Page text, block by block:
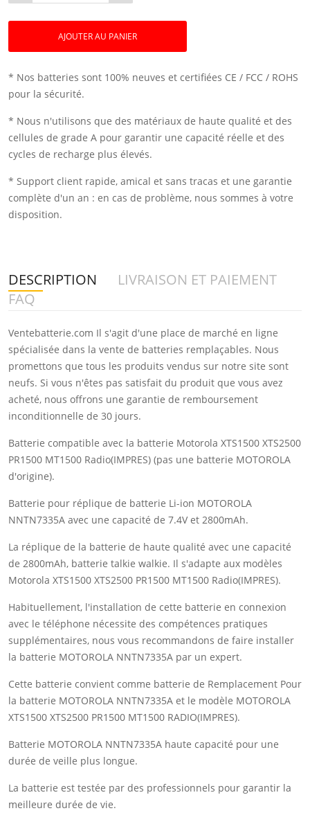
AJOUTER AU PANIER
* Nos batteries sont 100% neuves et certifiées CE / FCC / ROHS
pour la sécurité.
* Nous n'utilisons que des matériaux de haute qualité et des
cellules de grade A pour garantir une capacité réelle et des
cycles de recharge plus élevés.
* Support client rapide, amical et sans tracas et une garantie
complète d'un an : en cas de problème, nous sommes à votre
disposition.
DESCRIPTION
LIVRAISON ET PAIEMENT
FAQ
Ventebatterie.com Il s'agit d'une place de marché en ligne
spécialisée dans la vente de batteries remplaçables. Nous
promettons que tous les produits vendus sur notre site sont
neufs. Si vous n'êtes pas satisfait du produit que vous avez
acheté, nous offrons une garantie de remboursement
inconditionnelle de 30 jours.
Batterie compatible avec la batterie Motorola XTS1500 XTS2500
PR1500 MT1500 Radio(IMPRES) (pas une batterie MOTOROLA
d'origine).
Batterie pour réplique de batterie Li-ion MOTOROLA
NNTN7335A avec une capacité de 7.4V et 2800mAh.
La réplique de la batterie de haute qualité avec une capacité
de 2800mAh, batterie talkie walkie. Il s'adapte aux modèles
Motorola XTS1500 XTS2500 PR1500 MT1500 Radio(IMPRES).
Habituellement, l'installation de cette batterie en connexion
avec le téléphone nécessite des compétences pratiques
supplémentaires, nous vous recommandons de faire installer
la batterie MOTOROLA NNTN7335A par un expert.
Cette batterie convient comme batterie de Remplacement Pour
la batterie MOTOROLA NNTN7335A et le modèle MOTOROLA
XTS1500 XTS2500 PR1500 MT1500 RADIO(IMPRES).
Batterie MOTOROLA NNTN7335A haute capacité pour une
durée de veille plus longue.
La batterie est testée par des professionnels pour garantir la
meilleure durée de vie.